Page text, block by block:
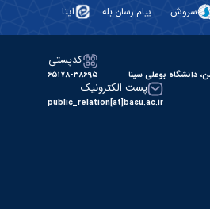
سروش پیام رسان بله ایتا
دانشگاه بوعلی سینا
کدپستی
۶۵۱۷۸-۳۸۶۹۵
پست الکترونیک
public_relation[at]basu.ac.ir